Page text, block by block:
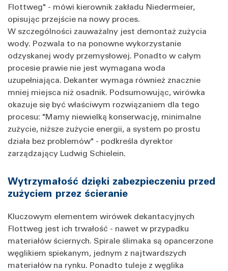
Flottweg" - mówi kierownik zakładu Niedermeier,
opisując przejście na nowy proces.
W szczególności zauważalny jest demontaż zużycia
wody. Pozwala to na ponowne wykorzystanie
odzyskanej wody przemysłowej. Ponadto w całym
procesie prawie nie jest wymagana woda
uzupełniająca. Dekanter wymaga również znacznie
mniej miejsca niż osadnik. Podsumowując, wirówka
okazuje się być właściwym rozwiązaniem dla tego
procesu: "Mamy niewielką konserwację, minimalne
zużycie, niższe zużycie energii, a system po prostu
działa bez problemów" - podkreśla dyrektor
zarządzający Ludwig Schielein.
Wytrzymałość dzięki zabezpieczeniu przed
zużyciem przez ścieranie
Kluczowym elementem wirówek dekantacyjnych
Flottweg jest ich trwałość - nawet w przypadku
materiałów ściernych. Spirale ślimaka są opancerzone
węglikiem spiekanym, jednym z najtwardszych
materiałów na rynku. Ponadto tuleje z węglika